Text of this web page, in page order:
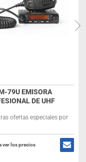
79U EMISORA
DE UHF
ofertas especiales por
ver los precios